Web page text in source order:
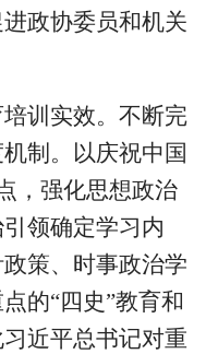
政协委员和机关
培训实效。不断完
制。以庆祝中国
，强化思想政治
领确定学习内
策、时事政治学
的“四史”教育和
近平总书记对重